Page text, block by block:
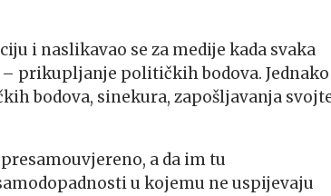
i naslikavao se za medije kada svaka
prikupljanje političkih bodova. Jednako
bodova, sinekura, zapošljavanja
a da im tu
u kojemu ne uspijevaju